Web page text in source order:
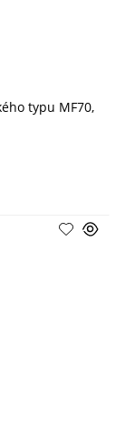
typu MF70,